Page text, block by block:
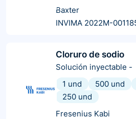
Baxter
INVIMA 2022M-
Cloruro de sodio
Solución inyectable -
1 und
500 und
250 und
Fresenius Kabi